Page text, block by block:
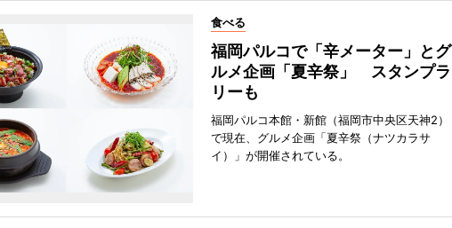
食べる
福岡パルコで「辛メーター」とグ
ルメ企画「夏辛祭」 スタンプラ
リーも
福岡パルコ本館・新館（福岡市中央区天神2）
で現在、グルメ企画「夏辛祭（ナツカラサ
イ）」が開催されている。